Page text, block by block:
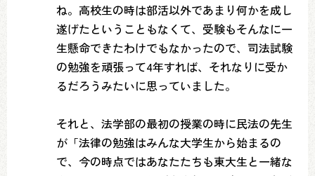
ね。高校生の時は部活以外であまり何かを成し
遂げたということもなくて、受験もそんなに一
生懸命できたわけでもなかったので、司法試験
の勉強を頑張って4年すれば、それなりに受か
るだろうみたいに思っていました。
それと、法学部の最初の授業の時に民法の先生
が「法律の勉強はみんな大学生から始まるの
で、今の時点ではあなたたちも東大生と一緒な